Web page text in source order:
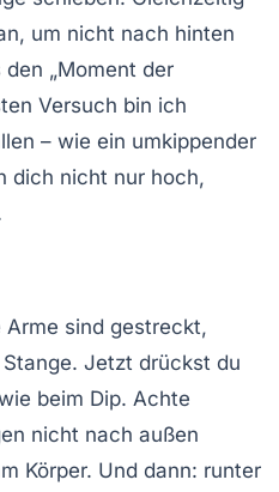
um nicht nach hinten
„Moment der
Versuch bin ich
– wie ein umkippender
dich nicht nur hoch,
sind gestreckt,
Jetzt drückst du
beim Dip. Achte
nicht nach außen
Körper. Und dann: runter